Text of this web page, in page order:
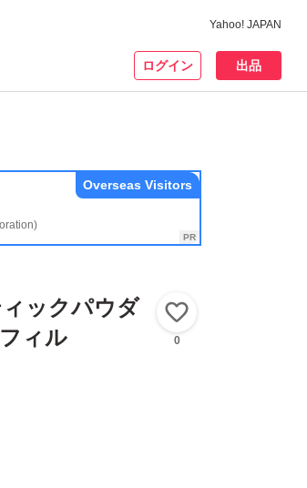
Yahoo! JAPAN
ログイン 出品
Overseas Visitors
ックパウダ
ィル
0